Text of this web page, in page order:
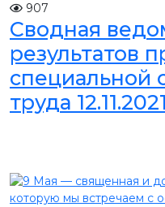
907
Сводная
результатов
специальной
труда 12.11.2021